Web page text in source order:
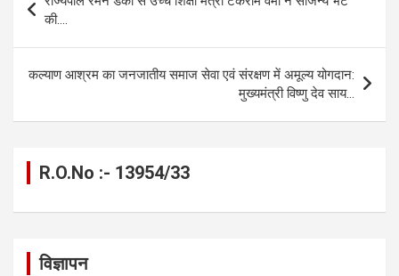
o
o
k
g
er
A
p
p
a
m
n
k
navigation
की….
कल्याण आश्रम का जनजातीय समाज सेवा एवं संरक्षण में अमूल्य योगदान:
मुख्यमंत्री विष्णु देव साय…
R.O.No :- 13954/33
विज्ञापन